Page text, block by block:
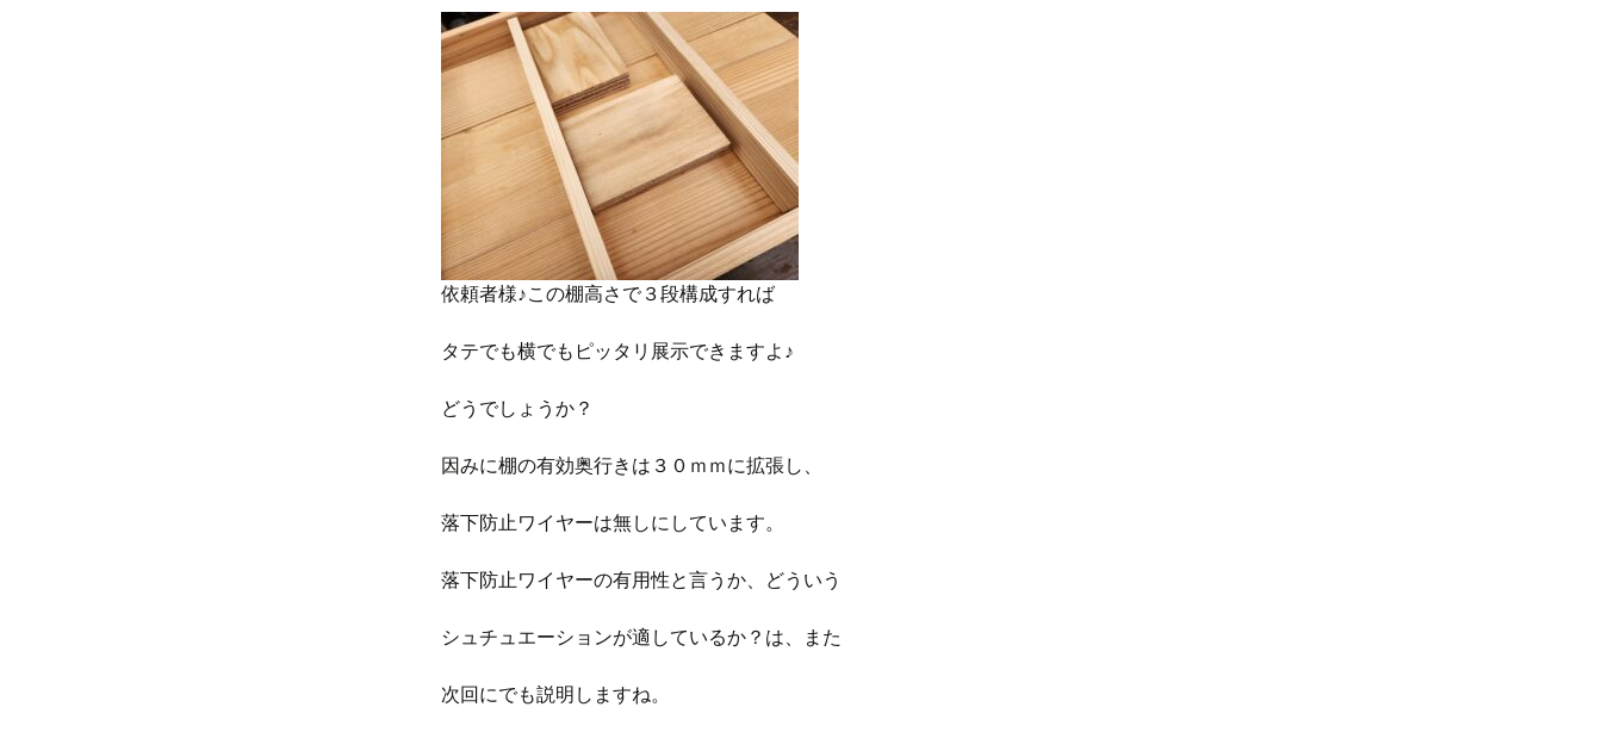
依頼者様♪この棚高さで３段構成すれば
タテでも横でもピッタリ展示できますよ♪
どうでしょうか？
因みに棚の有効奥行きは３０ｍｍに拡張し、
落下防止ワイヤーは無しにしています。
落下防止ワイヤーの有用性と言うか、どういう
シュチュエーションが適しているか？は、また
次回にでも説明しますね。